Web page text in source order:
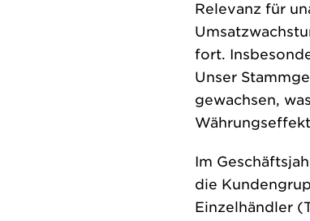
Relevanz für
fort.
Unser
gewachsen,
Im
die
Einzelhändler